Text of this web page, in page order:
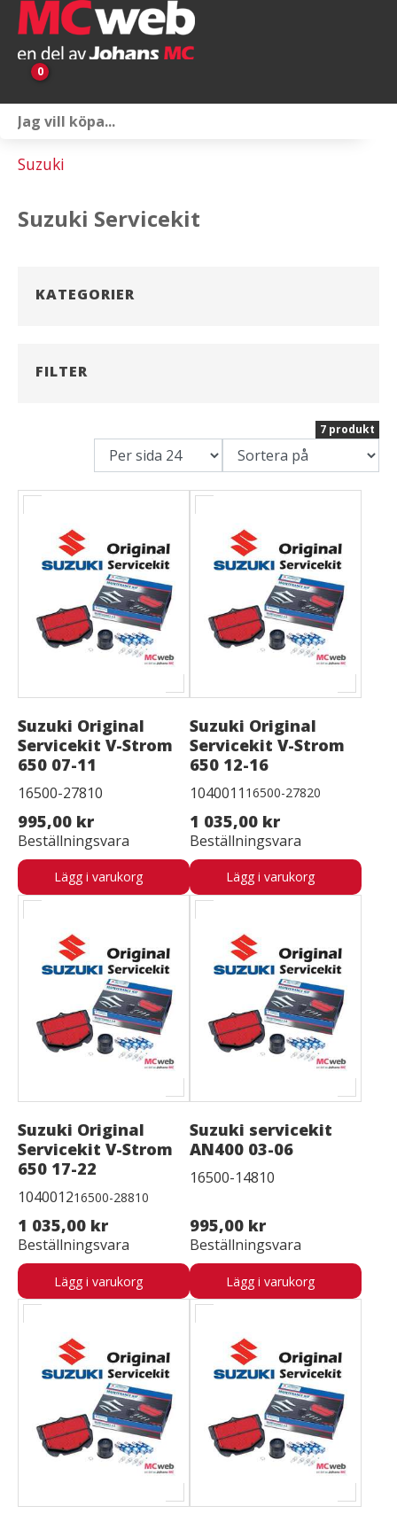
0
Suzuki
Suzuki Servicekit
KATEGORIER
FILTER
7 produkt
Suzuki Original
Servicekit V-Strom
650 07-11
16500-27810
995,00 kr
Beställningsvara
Lägg i varukorg
Suzuki Original
Servicekit V-Strom
650 12-16
1040011 16500-27820
1 035,00 kr
Beställningsvara
Lägg i varukorg
Suzuki Original
Servicekit V-Strom
650 17-22
104001216500-28810
1 035,00 kr
Beställningsvara
Lägg i varukorg
Suzuki servicekit
AN400 03-06
16500-14810
995,00 kr
Beställningsvara
Lägg i varukorg